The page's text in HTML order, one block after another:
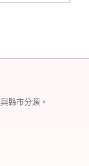
縣市分類。